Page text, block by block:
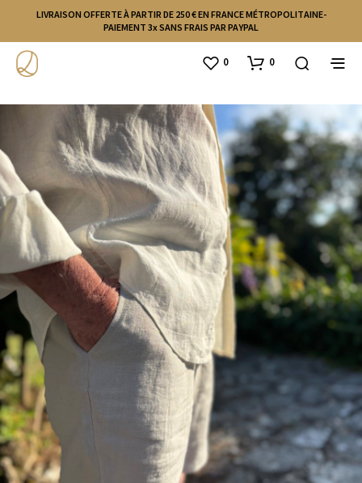
LIVRAISON OFFERTE À PARTIR DE 250 € EN FRANCE MÉTROPOLITAINE-
PAIEMENT 3x SANS FRAIS PAR PAYPAL
0 0